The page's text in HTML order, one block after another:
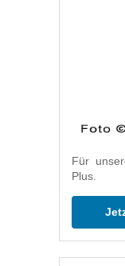
Für
Plus.